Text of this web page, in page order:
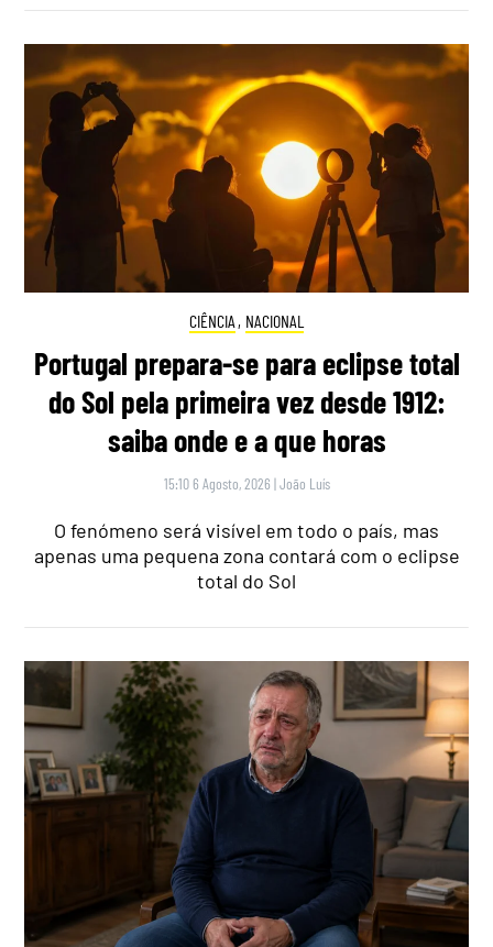
CIÊNCIA , NACIONAL
Portugal prepara-se para eclipse total
do Sol pela primeira vez desde 1912:
saiba onde e a que horas
15:10 6 Agosto, 2026 |João Luís
O fenómeno será visível em todo o país, mas
apenas uma pequena zona contará com o eclipse
total do Sol